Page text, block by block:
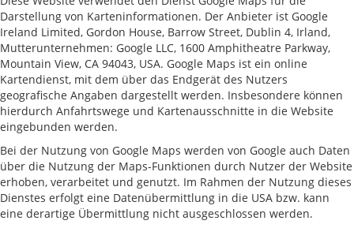
Darstellung von Karteninformationen. Der Anbieter ist Google
Ireland Limited, Gordon House, Barrow Street, Dublin 4, Irland,
Mutterunternehmen: Google LLC, 1600 Amphitheatre Parkway,
Mountain View, CA 94043, USA. Google Maps ist ein online
Kartendienst, mit dem über das Endgerät des Nutzers
geografische Angaben dargestellt werden. Insbesondere können
hierdurch Anfahrtswege und Kartenausschnitte in die Website
eingebunden werden.
Bei der Nutzung von Google Maps werden von Google auch Daten
über die Nutzung der Maps-Funktionen durch Nutzer der Website
erhoben, verarbeitet und genutzt. Im Rahmen der Nutzung dieses
Dienstes erfolgt eine Datenübermittlung in die USA bzw. kann
eine derartige Übermittlung nicht ausgeschlossen werden.